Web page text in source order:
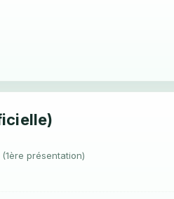
(1ère présentation)